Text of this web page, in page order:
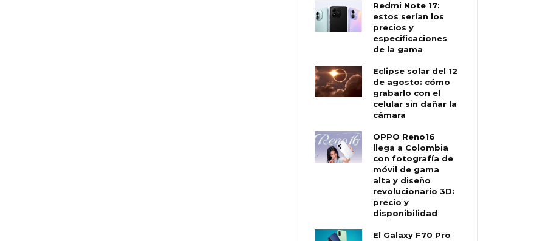
Redmi Note 17:
estos serían los
precios y
especificaciones
de la gama
Eclipse solar del 12
de agosto: cómo
grabarlo con el
celular sin dañar la
cámara
OPPO Reno16
llega a Colombia
con fotografía de
móvil de gama
alta y diseño
revolucionario 3D:
precio y
disponibilidad
El Galaxy F70 Pro